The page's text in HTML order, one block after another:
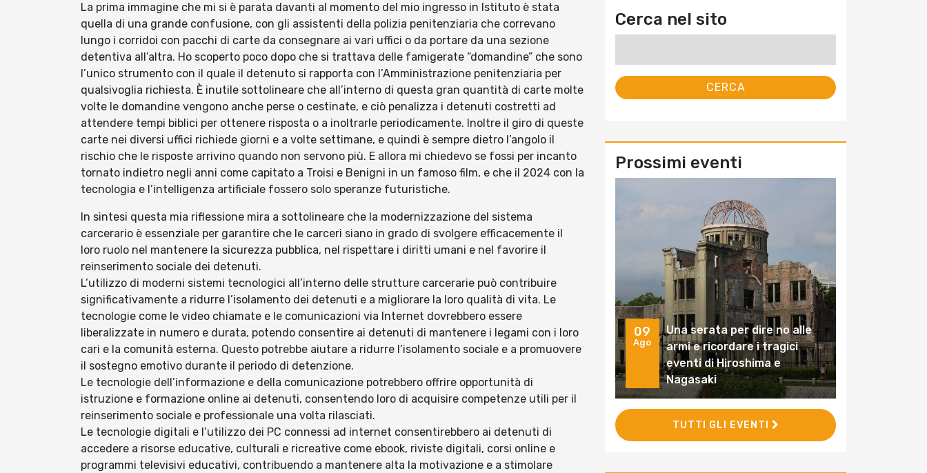
La prima immagine che mi si è parata davanti al momento del mio ingresso in Istituto è stata
quella di una grande confusione, con gli assistenti della polizia penitenziaria che correvano
lungo i corridoi con pacchi di carte da consegnare ai vari uffici o da portare da una sezione
detentiva all’altra. Ho scoperto poco dopo che si trattava delle famigerate “domandine” che sono
l’unico strumento con il quale il detenuto si rapporta con l’Amministrazione penitenziaria per
qualsivoglia richiesta. È inutile sottolineare che all’interno di questa gran quantità di carte molte
volte le domandine vengono anche perse o cestinate, e ciò penalizza i detenuti costretti ad
attendere tempi biblici per ottenere risposta o a inoltrarle periodicamente. Inoltre il giro di queste
carte nei diversi uffici richiede giorni e a volte settimane, e quindi è sempre dietro l’angolo il
rischio che le risposte arrivino quando non servono più. E allora mi chiedevo se fossi per incanto
tornato indietro negli anni come capitato a Troisi e Benigni in un famoso film, e che il 2024 con la
tecnologia e l’intelligenza artificiale fossero solo speranze futuristiche.
In sintesi questa mia riflessione mira a sottolineare che la modernizzazione del sistema
carcerario è essenziale per garantire che le carceri siano in grado di svolgere efficacemente il
loro ruolo nel mantenere la sicurezza pubblica, nel rispettare i diritti umani e nel favorire il
reinserimento sociale dei detenuti.
L’utilizzo di moderni sistemi tecnologici all’interno delle strutture carcerarie può contribuire
significativamente a ridurre l’isolamento dei detenuti e a migliorare la loro qualità di vita. Le
tecnologie come le video chiamate e le comunicazioni via Internet dovrebbero essere
liberalizzate in numero e durata, potendo consentire ai detenuti di mantenere i legami con i loro
cari e la comunità esterna. Questo potrebbe aiutare a ridurre l’isolamento sociale e a promuovere
il sostegno emotivo durante il periodo di detenzione.
Le tecnologie dell’informazione e della comunicazione potrebbero offrire opportunità di
istruzione e formazione online ai detenuti, consentendo loro di acquisire competenze utili per il
reinserimento sociale e professionale una volta rilasciati.
Le tecnologie digitali e l’utilizzo dei PC connessi ad internet consentirebbero ai detenuti di
accedere a risorse educative, culturali e ricreative come ebook, riviste digitali, corsi online e
programmi televisivi educativi, contribuendo a mantenere alta la motivazione e a stimolare
Cerca nel sito
Prossimi eventi
09
Ago
Una serata per dire no alle
armi e ricordare i tragici
eventi di Hiroshima e
Nagasaki
TUTTI GLI EVENTI